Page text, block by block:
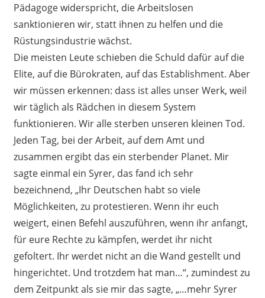
Pädagoge widerspricht, die Arbeitslosen
sanktionieren wir, statt ihnen zu helfen und die
Rüstungsindustrie wächst.
Die meisten Leute schieben die Schuld dafür auf die
Elite, auf die Bürokraten, auf das Establishment. Aber
wir müssen erkennen: dass ist alles unser Werk, weil
wir täglich als Rädchen in diesem System
funktionieren. Wir alle sterben unseren kleinen Tod.
Jeden Tag, bei der Arbeit, auf dem Amt und
zusammen ergibt das ein sterbender Planet. Mir
sagte einmal ein Syrer, das fand ich sehr
bezeichnend, „Ihr Deutschen habt so viele
Möglichkeiten, zu protestieren. Wenn ihr euch
weigert, einen Befehl auszuführen, wenn ihr anfangt,
für eure Rechte zu kämpfen, werdet ihr nicht
gefoltert. Ihr werdet nicht an die Wand gestellt und
hingerichtet. Und trotzdem hat man…“, zumindest zu
dem Zeitpunkt als sie mir das sagte, „…mehr Syrer